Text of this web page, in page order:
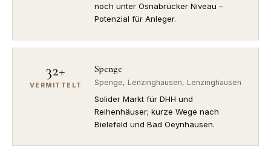
noch unter Osnabrücker Niveau –
Potenzial für Anleger.
32+
VERMITTELT
Spenge
Spenge, Lenzinghausen, Lenzinghausen
Solider Markt für DHH und
Reihenhäuser; kurze Wege nach
Bielefeld und Bad Oeynhausen.